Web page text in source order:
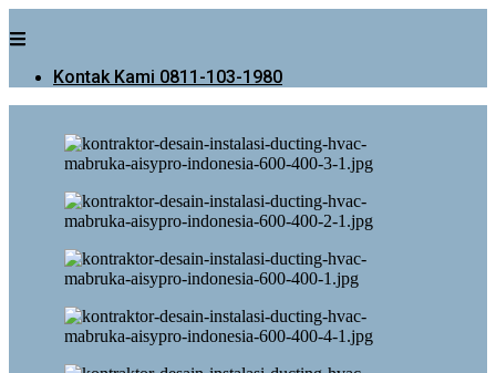
Kontak Kami 0811-103-1980